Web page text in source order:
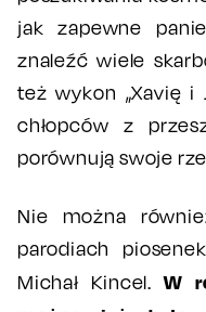
jak zapewne
znaleźć wiele
też wykon „Xavię i
chłopców z
porównują swoje
Nie można
parodiach
Michał Kincel.W